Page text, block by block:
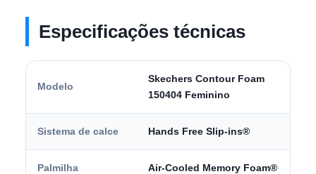
Especificações técnicas
Modelo
Skechers Contour Foam
150404 Feminino
Sistema de calce Hands Free Slip-ins®
Palmilha Air-Cooled Memory Foam®